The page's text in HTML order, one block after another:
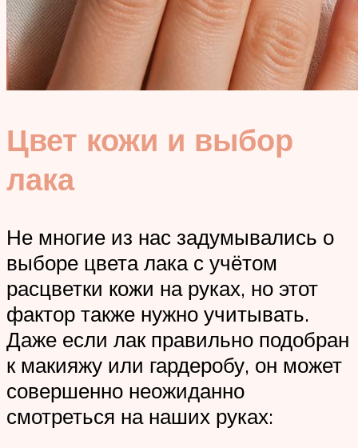
Цвет кожи и выбор
лака
Не многие из нас задумывались о
выборе цвета лака с учётом
расцветки кожи на руках, но этот
фактор также нужно учитывать.
Даже если лак правильно подобран
к макияжу или гардеробу, он может
совершенно неожиданно
смотреться на наших руках: